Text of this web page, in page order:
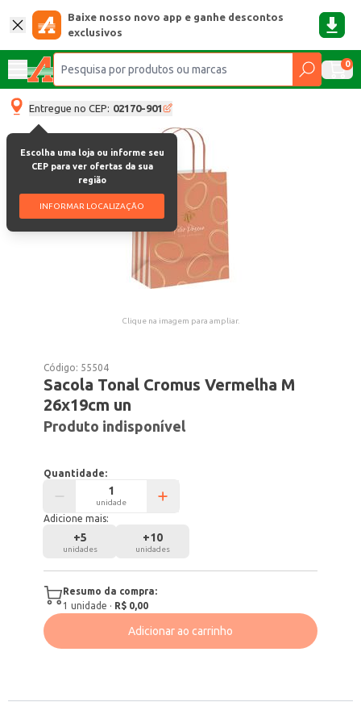
Baixe nosso novo app e ganhe descontos
exclusivos
0
Entregue no CEP: 02170-901
Escolha uma loja ou informe seu
CEP para ver ofertas da sua
região
INFORMAR LOCALIZAÇÃO
Clique na imagem para ampliar.
Código: 55504
Sacola Tonal Cromus Vermelha M
26x19cm un
Produto indisponível
Quantidade:
unidade
Adicione mais:
+5
unidades
+10
unidades
Resumo da compra:
1 unidade · R$ 0,00
Adicionar ao carrinho